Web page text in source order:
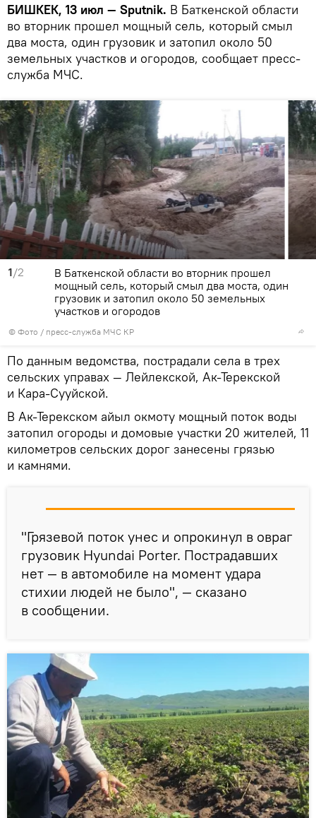
БИШКЕК, 13 июл — Sputnik. В Баткенской области
во вторник прошел мощный сель, который смыл
два моста, один грузовик и затопил около 50
земельных участков и огородов, сообщает пресс-
служба МЧС.
1/2
© Фото / пресс-служба МЧС КР
В Баткенской области во вторник прошел
мощный сель, который смыл два моста, один
грузовик и затопил около 50 земельных
участков и огородов
По данным ведомства, пострадали села в трех
сельских управах — Лейлекской, Ак-Терекской
и Кара-Сууйской.
В Ак-Терекском айыл окмоту мощный поток воды
затопил огороды и домовые участки 20 жителей, 11
километров сельских дорог занесены грязью
и камнями.
"Грязевой поток унес и опрокинул в овраг
грузовик Hyundai Porter. Пострадавших
нет — в автомобиле на момент удара
стихии людей не было", — сказано
в сообщении.